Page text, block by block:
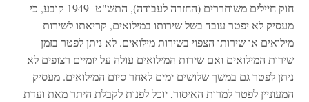
חוק חיילים משוחררים (החזרה לעבודה), התש"ט- 1949 קובע, כי
מעסיק לא יפטר עובד בשל שירותו במילואים, קריאתו לשירות
מילואים או שירותו הצפוי בשירות מילואים. לא ניתן לפטר בזמן
שירות המילואים ואם שירות המילואים עולה על יומיים רצופים לא
ניתן לפטר גם במשך שלושים ימים לאחר סיום המילואים. מעסיק
המעוניין לפטר למרות האיסור, יוכל לפנות לקבלת היתר מאת ועדת